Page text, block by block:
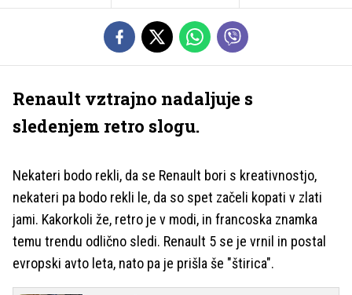
Renault vztrajno nadaljuje s
sledenjem retro slogu.
Nekateri bodo rekli, da se Renault bori s kreativnostjo,
nekateri pa bodo rekli le, da so spet začeli kopati v zlati
jami. Kakorkoli že, retro je v modi, in francoska znamka
temu trendu odlično sledi. Renault 5 se je vrnil in postal
evropski avto leta, nato pa je prišla še "štirica".